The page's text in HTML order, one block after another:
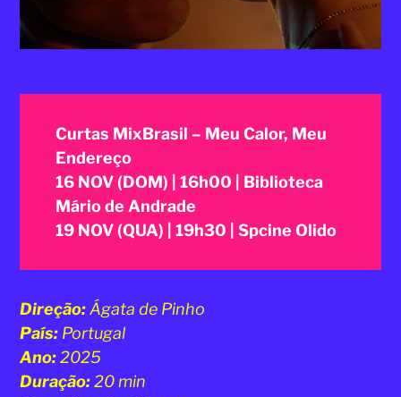
Curtas MixBrasil – Meu Calor, Meu
Endereço
16 NOV (DOM) | 16h00 | Biblioteca
Mário de Andrade
19 NOV (QUA) | 19h30 | Spcine Olido
Direção:Ágata de Pinho
País: Portugal
Ano:2025
Duração:20 min